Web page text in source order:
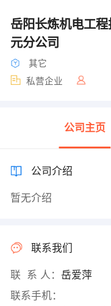
岳阳长炼机电工
元分公司
其它
私营企业
公司主页
公司介绍
暂无介绍
联系我们
联 系 人： 岳爱萍
联系手机：